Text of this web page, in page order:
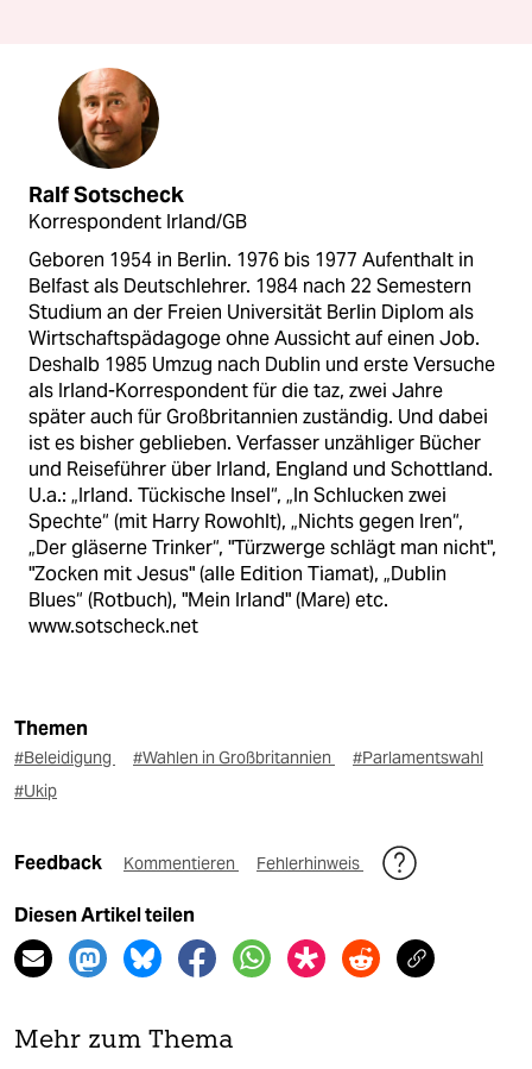
Ralf Sotscheck
Korrespondent Irland/GB
Geboren 1954 in Berlin. 1976 bis 1977 Aufenthalt in
Belfast als Deutschlehrer. 1984 nach 22 Semestern
Studium an der Freien Universität Berlin Diplom als
Wirtschaftspädagoge ohne Aussicht auf einen Job.
Deshalb 1985 Umzug nach Dublin und erste Versuche
als Irland-Korrespondent für die taz, zwei Jahre
später auch für Großbritannien zuständig. Und dabei
ist es bisher geblieben. Verfasser unzähliger Bücher
und Reiseführer über Irland, England und Schottland.
U.a.: „Irland. Tückische Insel“, „In Schlucken zwei
Spechte“ (mit Harry Rowohlt), „Nichts gegen Iren“,
„Der gläserne Trinker“, "Türzwerge schlägt man nicht",
"Zocken mit Jesus" (alle Edition Tiamat), „Dublin
Blues“ (Rotbuch), "Mein Irland" (Mare) etc.
www.sotscheck.net
Themen
#Beleidigung #Wahlen in Großbritannien
#Parlamentswahl
#Ukip
Feedback Kommentieren Fehlerhinweis
Diesen Artikel teilen
Mehr zum Thema